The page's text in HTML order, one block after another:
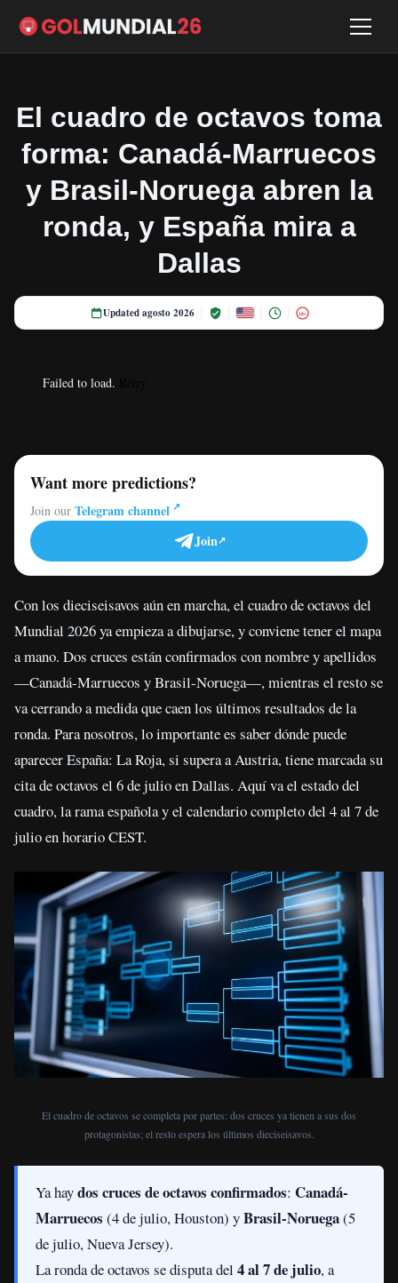
El cuadro de octavos toma
forma: Canadá-Marruecos
y Brasil-Noruega abren la
ronda, y España mira a
Dallas
Updated agosto 2026 18+
Failed to load.
Want more predictions?
Join our Telegram channel
Join
Con los dieciseisavos aún en marcha, el cuadro de octavos del
Mundial 2026 ya empieza a dibujarse, y conviene tener el mapa
a mano. Dos cruces están confirmados con nombre y apellidos
—Canadá-Marruecos y Brasil-Noruega—, mientras el resto se
va cerrando a medida que caen los últimos resultados de la
ronda. Para nosotros, lo importante es saber dónde puede
aparecer España: La Roja, si supera a Austria, tiene marcada su
cita de octavos el 6 de julio en Dallas. Aquí va el estado del
cuadro, la rama española y el calendario completo del 4 al 7 de
julio en horario CEST.
El cuadro de octavos se completa por partes: dos cruces ya tienen a sus dos
protagonistas; el resto espera los últimos dieciseisavos.
Ya haydos cruces de octavos confirmados:Canadá-
Marruecos (4 de julio, Houston) yBrasil-Noruega(5
de julio, Nueva Jersey).
La ronda de octavos se disputa del4 al 7 de julio, a